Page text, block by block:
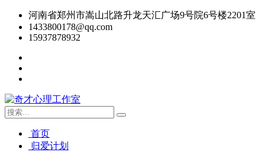
河南省郑州市嵩山北路升龙天汇广场9号院6号楼2201室
1433800178@qq.com
15937878932
首页
归爱计划